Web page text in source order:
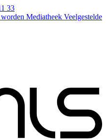
33
Mediatheek Veelgestelde